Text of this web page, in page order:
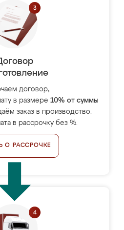
договор,
в размере 10% от суммы
заказ в производство.
в рассрочку без %.
О РАССРОЧКЕ